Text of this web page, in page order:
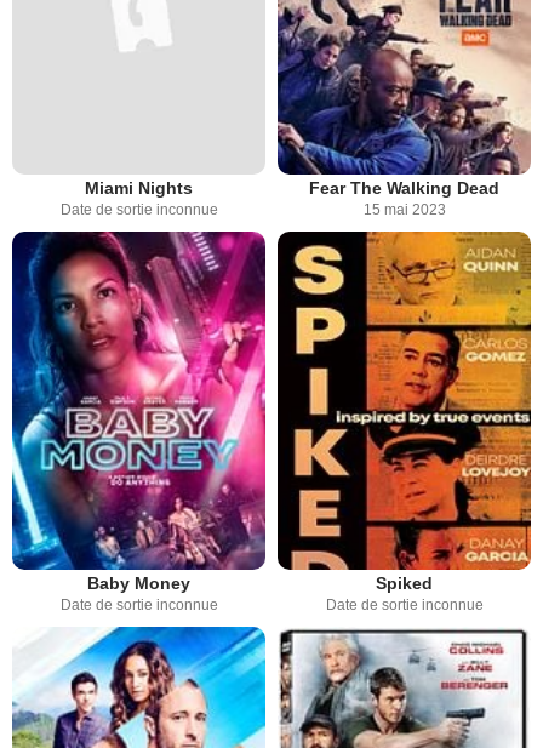
Miami Nights
Date de sortie inconnue
Fear The Walking Dead
15 mai 2023
Baby Money
Date de sortie inconnue
Spiked
Date de sortie inconnue